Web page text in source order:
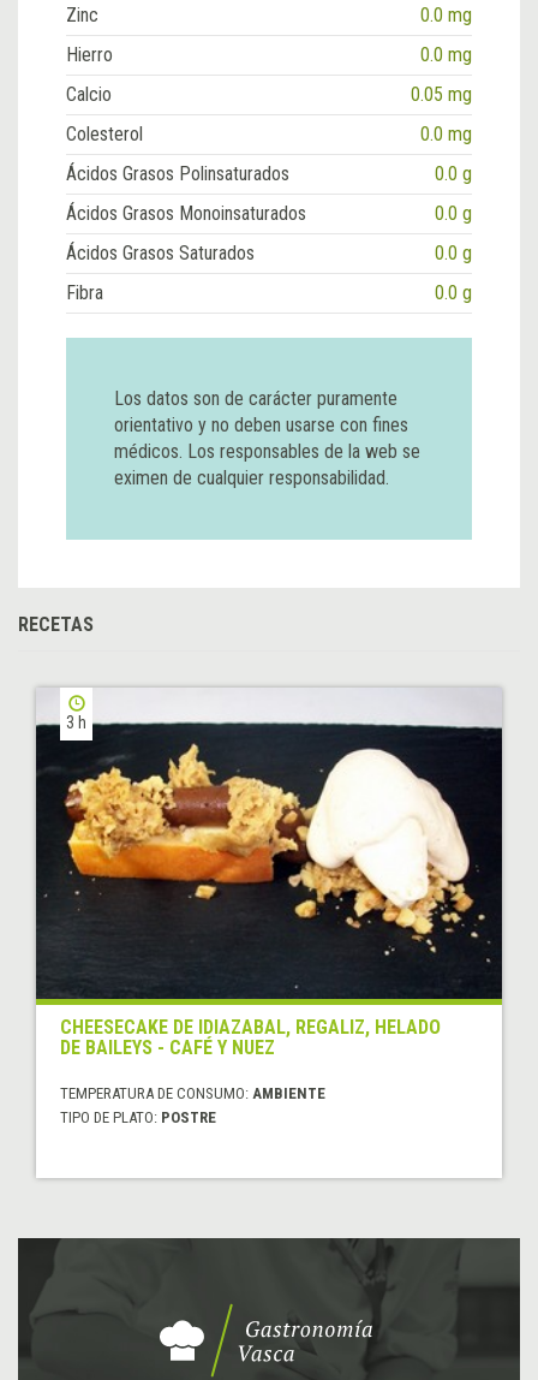
Zinc
0.0 mg
Hierro
0.0 mg
Calcio
0.05 mg
Colesterol
0.0 mg
Ácidos Grasos Polinsaturados
0.0 g
Ácidos Grasos Monoinsaturados
0.0 g
Ácidos Grasos Saturados
0.0 g
Fibra
0.0 g
Los datos son de carácter puramente
orientativo y no deben usarse con fines
médicos. Los responsables de la web se
eximen de cualquier responsabilidad.
RECETAS
3 h
CHEESECAKE DE IDIAZABAL, REGALIZ, HELADO
DE BAILEYS - CAFÉ Y NUEZ
TEMPERATURA DE CONSUMO: AMBIENTE
TIPO DE PLATO: POSTRE